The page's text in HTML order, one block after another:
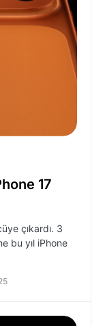
17
çıkardı. 3
bu yıl iPhone